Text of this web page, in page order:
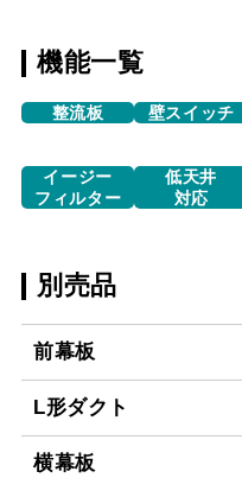
機能一覧
整流板 壁スイッチ
イージー
フィルター
低天井
対応
別売品
前幕板
MPB-7465 BK
L形ダクト
横幕板